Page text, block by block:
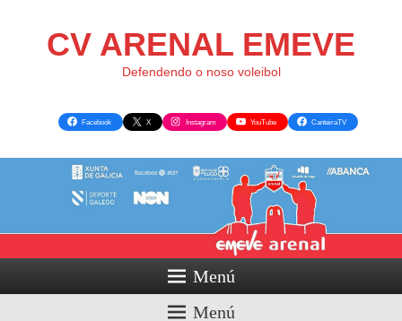
CV ARENAL EMEVE
Defendendo o noso voleibol
Facebook X Instagram YouTube CanteiraTV
Menú
Menú